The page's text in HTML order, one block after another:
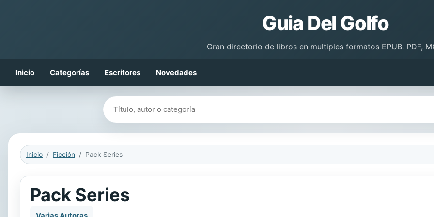
Guia Del Golfo
Gran directorio de libros en multiples formatos EPUB, PDF,
Inicio Categorías Escritores Novedades
Buscar libros
Inicio Ficción Pack Series
Pack Series